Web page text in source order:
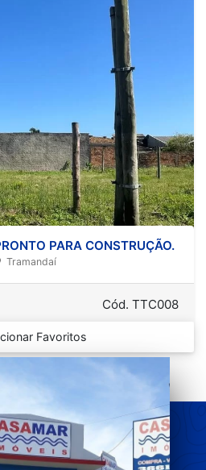
PARA CONSTRUÇÃO.
Tramandaí
Cód. TTC008
Favoritos